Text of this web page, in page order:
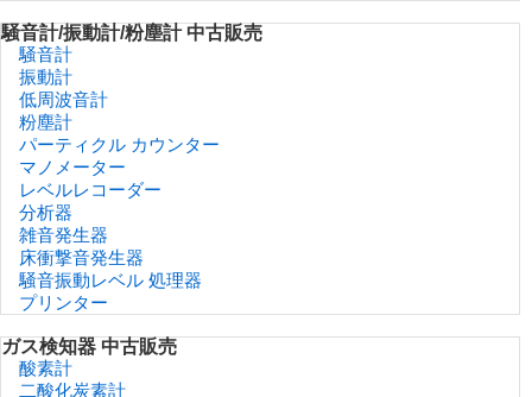
騒音計/振動計/粉塵計 中古販売
騒音計
振動計
低周波音計
粉塵計
パーティクル カウンター
マノメーター
レベルレコーダー
分析器
雑音発生器
床衝撃音発生器
騒音振動レベル 処理器
プリンター
ガス検知器 中古販売
酸素計
二酸化炭素計